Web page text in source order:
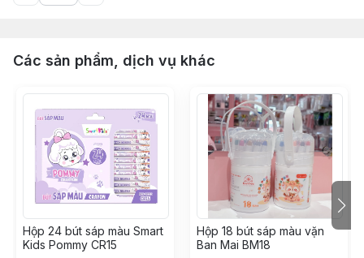
Các sản phẩm, dịch vụ khác
Hộp 24 bút sáp màu Smart
Kids Pommy CR15
Hộp 18 bút sáp màu vặn
Ban Mai BM18